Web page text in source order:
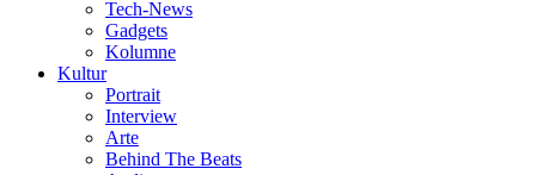
Tech-News
Gadgets
Kolumne
Kultur
Portrait
Interview
Arte
Behind The Beats